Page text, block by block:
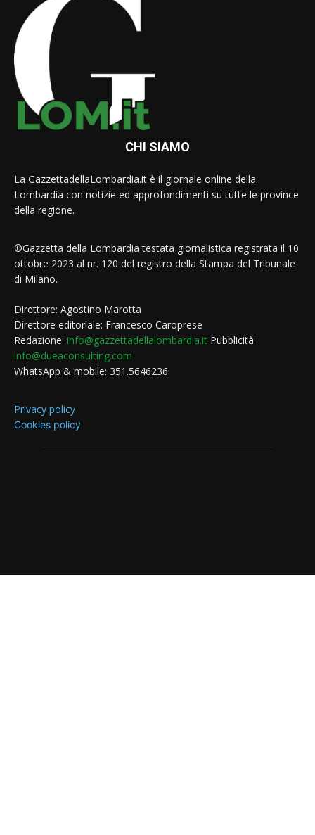
CHI SIAMO
La GazzettadellaLombardia.it è il giornale online della
Lombardia con notizie ed approfondimenti su tutte le province
della regione.
©Gazzetta della Lombardia testata giornalistica registrata il 10
ottobre 2023 al nr. 120 del registro della Stampa del Tribunale
di Milano.
Direttore: Agostino Marotta
Direttore editoriale: Francesco Caroprese
Redazione: info@gazzettadellalombardia.it Pubblicità:
info@dueaconsulting.com
WhatsApp & mobile: 351.5646236
Privacy policy
Cookies policy